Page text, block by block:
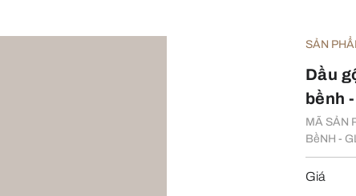
SẢN
Dầu
bềnh
MÃ SẢN
BềNH -
Giá